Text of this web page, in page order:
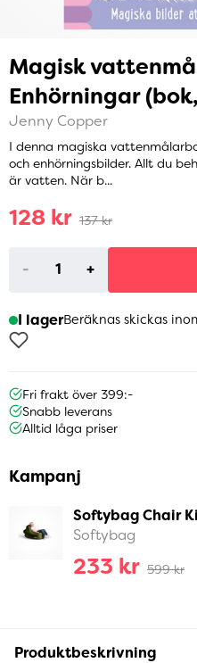
Magisk
Enhörningar
Jenny Copper
I denna magiska
och enhörningsbilder. Allt du
är vatten. När b...
128 kr 137 kr
- +
I lagerBeräknas skickas
Fri frakt över 399:-
Snabb leverans
Alltid låga priser
Kampanj
Softybag Chair
Softybag
233 kr 599 kr
Produktbeskrivning